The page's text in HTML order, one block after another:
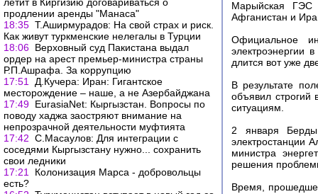
продлении аренды "Манаса"
18:35 Т.Аширмурадов: На свой страх и риск.
Как живут туркменские нелегалы в Турции
18:06 Верховный суд Пакистана выдал
ордер на арест премьер-министра страны
Р.П.Ашрафа. За коррупцию
17:51
Д.Кучера: Иран: Гигантское
месторождение – наше, а не Азербайджана
17:49 EurasiaNet: Кыргызстан. Вопросы по
поводу хаджа заостряют внимание на
непрозрачной деятельности муфтията
17:42 С.Масаулов: Для интеграции с
соседями Кыргызстану нужно... сохранить
свои ледники
17:21
Колонизация Марса - добровольцы
есть?
Марыйская ГЭС
Афганистан и
Официальное
электроэнергии
длится вот уже
В результате
объявил строгий
ситуациям.
2 января
электростанции
министра
решения
Время,